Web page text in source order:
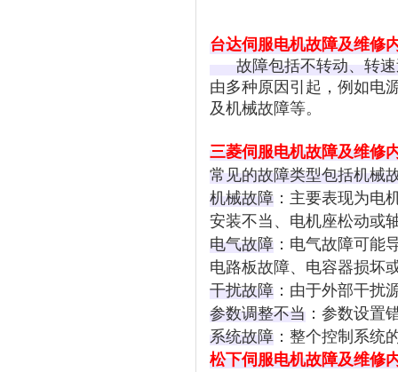
台达伺服电机故障及维修
故障包括不转动、转速
由多种原因引起，例如电
及机械故障等。
三菱伺服电机故障及维修
常见的故障类型包括机械
机械故障 ：主要表现为电
安装不当、电机座松动或
电气故障 ：电气故障可能
电路板故障、电容器损坏
干扰故障 ：由于外部干扰
参数调整不当 ：参数设置
系统故障 ：整个控制系统
松下伺服电机故障及维修